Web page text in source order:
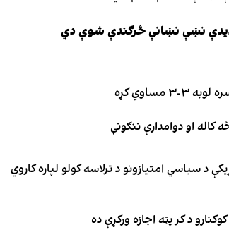
نښې نښانې څرګندې شوې دي
کړه
د سیاسي امتیازونو د ترلاسه کولو لپاره کاروي
د کر پټه اجازه ورکړې ده